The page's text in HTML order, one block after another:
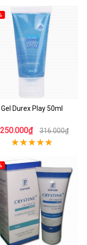
Gel Durex Play 50ml
250.000₫ 316.000₫